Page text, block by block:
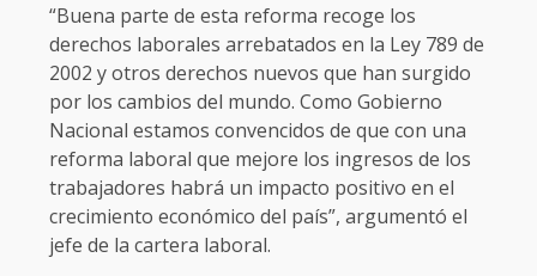
“Buena parte de esta reforma recoge los
derechos laborales arrebatados en la Ley 789 de
2002 y otros derechos nuevos que han surgido
por los cambios del mundo. Como Gobierno
Nacional estamos convencidos de que con una
reforma laboral que mejore los ingresos de los
trabajadores habrá un impacto positivo en el
crecimiento económico del país”, argumentó el
jefe de la cartera laboral.